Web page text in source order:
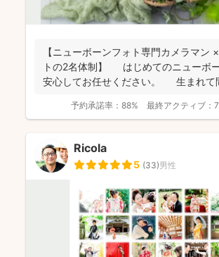
【ニューボーンフォト専門カメラマン
トの2名体制】 はじめてのニューボ
安心してお任せください。 生まれて
予約承諾率： 88% 最終アクティブ：
Ricola
5 (33)男性